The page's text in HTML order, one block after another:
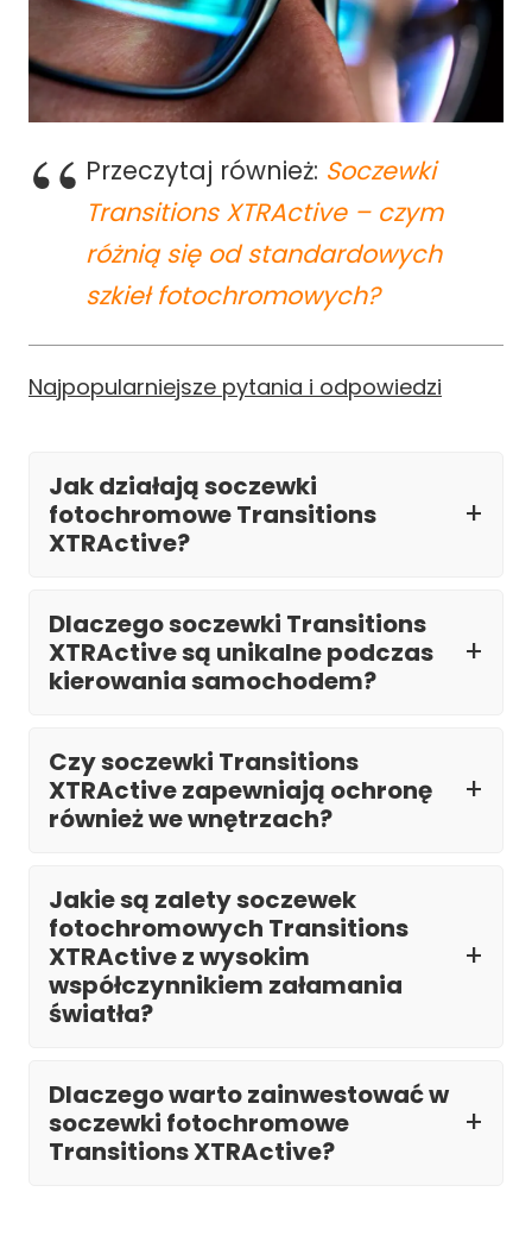
Przeczytaj również: Soczewki
Transitions XTRActive – czym
różnią się od standardowych
szkieł fotochromowych?
Najpopularniejsze pytania i odpowiedzi
Jak działają soczewki
fotochromowe Transitions
XTRActive?
Dlaczego soczewki Transitions
XTRActive są unikalne podczas
kierowania samochodem?
Czy soczewki Transitions
XTRActive zapewniają ochronę
również we wnętrzach?
Jakie są zalety soczewek
fotochromowych Transitions
XTRActive z wysokim
współczynnikiem załamania
światła?
Dlaczego warto zainwestować w
soczewki fotochromowe
Transitions XTRActive?